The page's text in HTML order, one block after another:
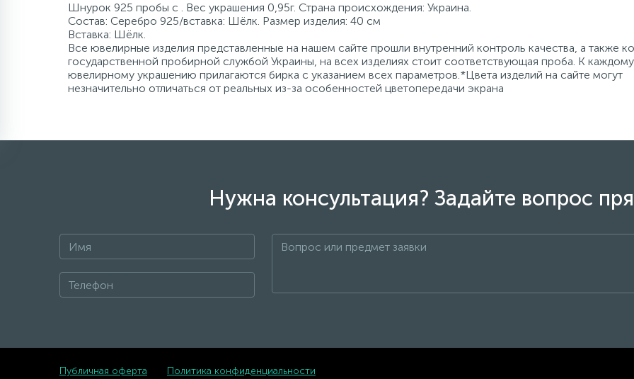
Шнурок 925 пробы с . Вес украшения 0,95г. Страна происхождения: Украина.
Состав: Серебро 925/вставка: Шёлк. Размер изделия: 40 см
Вставка: Шёлк.
Все ювелирные изделия представленные на нашем сайте прошли внутренний контроль качества, а также
государственной пробирной службой Украины, на всех изделиях стоит соответствующая проба. К каждому
ювелирному украшению прилагаются бирка с указанием всех параметров.*Цвета изделий на сайте могут
незначительно отличаться от реальных из-за особенностей цветопередачи экрана
Нужна консультация? Задайте вопрос
Публичная оферта Политика конфиденциальности